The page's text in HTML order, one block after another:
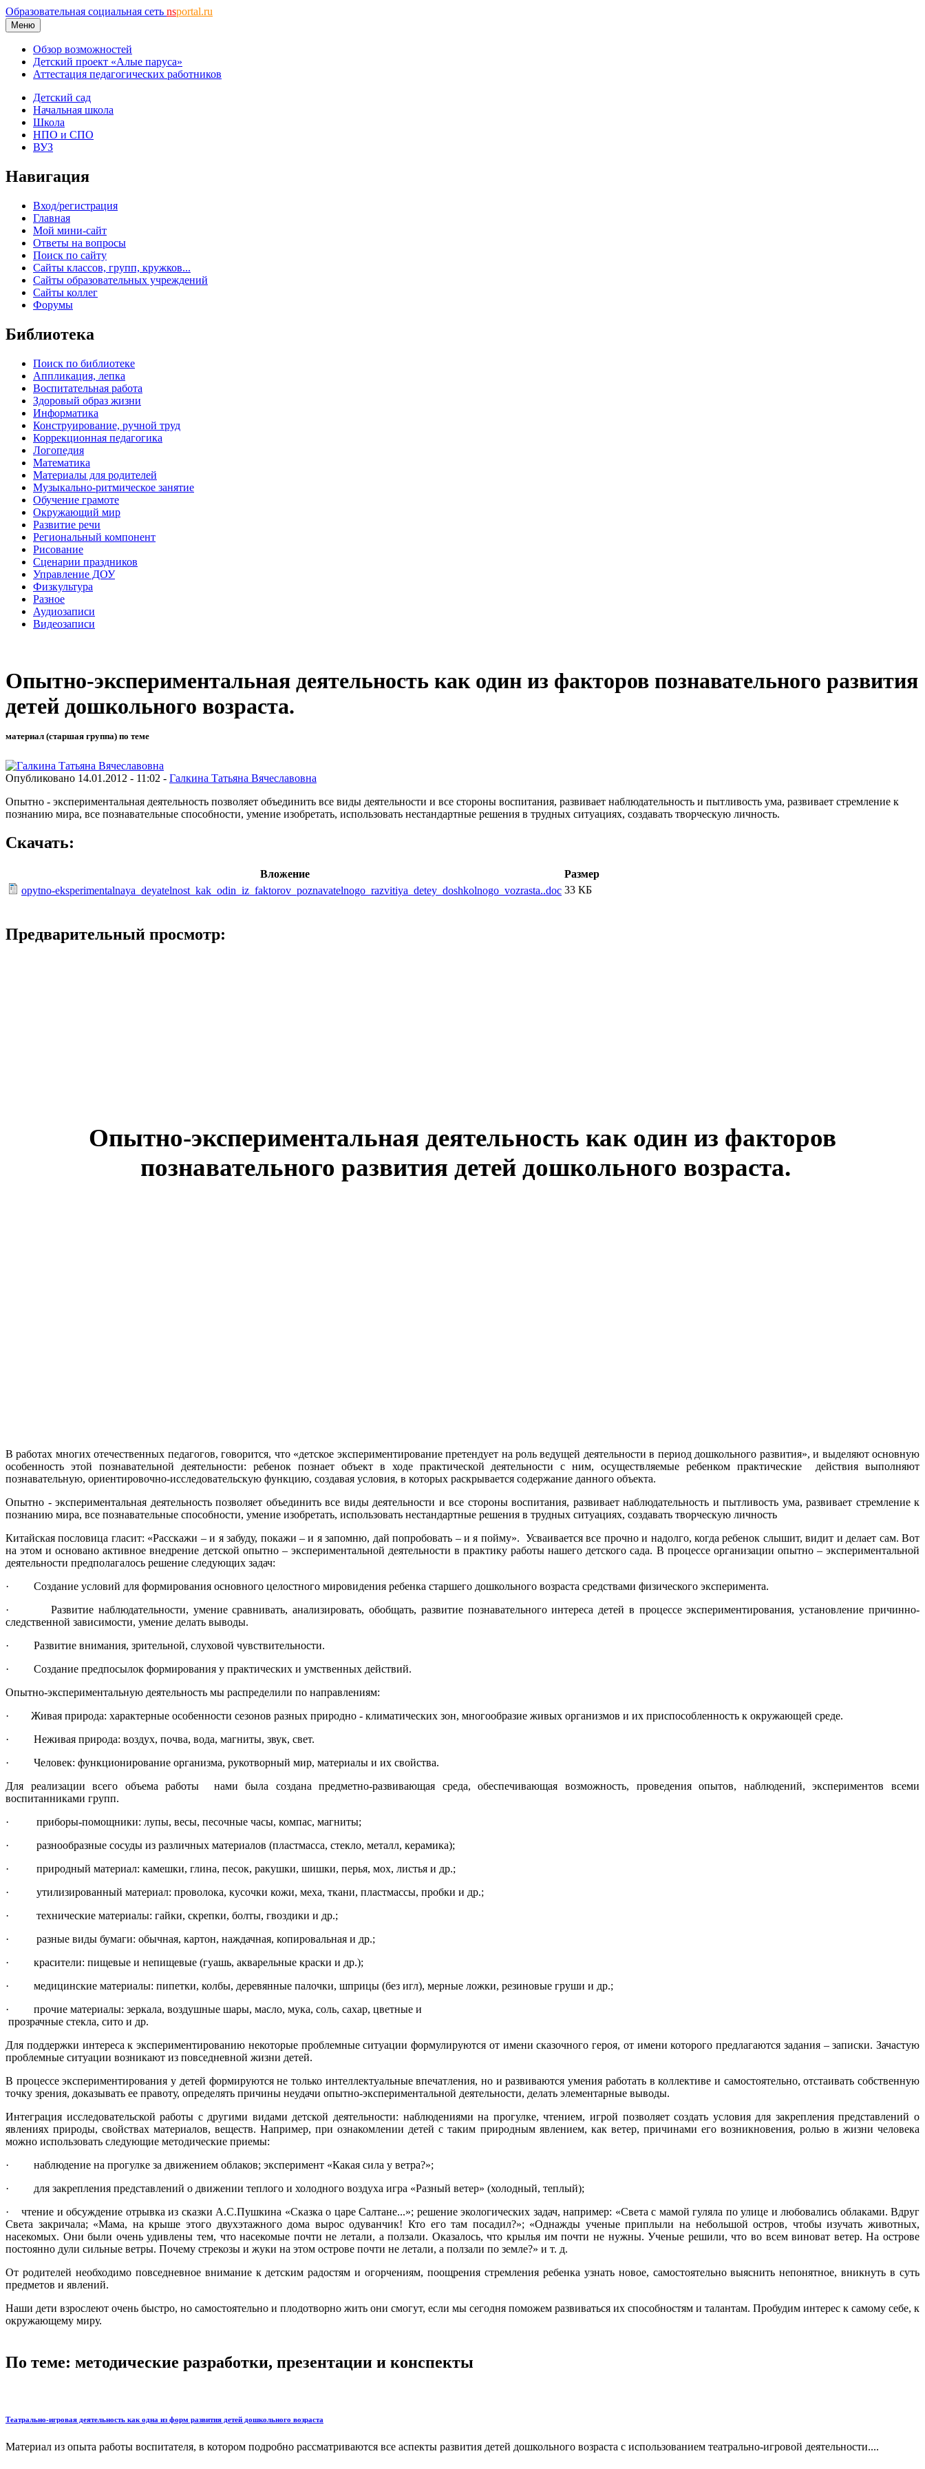
Образовательная социальная сеть nsportal.ru
Меню
Обзор возможностей
Детский проект «Алые паруса»
Аттестация педагогических работников
Детский сад
Начальная школа
Школа
НПО и СПО
ВУЗ
Навигация
Вход/регистрация
Главная
Мой мини-сайт
Ответы на вопросы
Поиск по сайту
Сайты классов, групп, кружков...
Сайты образовательных учреждений
Сайты коллег
Форумы
Библиотека
Поиск по библиотеке
Аппликация, лепка
Воспитательная работа
Здоровый образ жизни
Информатика
Конструирование, ручной труд
Коррекционная педагогика
Логопедия
Математика
Материалы для родителей
Музыкально-ритмическое занятие
Обучение грамоте
Окружающий мир
Развитие речи
Региональный компонент
Рисование
Сценарии праздников
Управление ДОУ
Физкультура
Разное
Аудиозаписи
Видеозаписи
Опытно-экспериментальная деятельность как один из факторов познавательного развития
детей дошкольного возраста.
материал (старшая группа) по теме
Опубликовано 14.01.2012 - 11:02 - Галкина Татьяна Вячеславовна
Опытно - экспериментальная деятельность позволяет объединить все виды деятельности и все стороны воспитания, развивает наблюдательность и пытливость ума, развивает стремление к
познанию мира, все познавательные способности, умение изобретать, использовать нестандартные решения в трудных ситуациях, создавать творческую личность.
Скачать:
Вложение
Размер
opytno-eksperimentalnaya_deyatelnost_kak_odin_iz_faktorov_poznavatelnogo_razvitiya_detey_doshkolnogo_vozrasta..doc 33 КБ
Предварительный просмотр:
Опытно-экспериментальная деятельность как один из факторов
познавательного развития детей дошкольного возраста.
В работах многих отечественных педагогов, говорится, что «детское экспериментирование претендует на роль ведущей деятельности в период дошкольного развития», и выделяют основную
особенность этой познавательной деятельности: ребенок познает объект в ходе практической деятельности с ним, осуществляемые ребенком практические действия выполняют
познавательную, ориентировочно-исследовательскую функцию, создавая условия, в которых раскрывается содержание данного объекта.
Опытно - экспериментальная деятельность позволяет объединить все виды деятельности и все стороны воспитания, развивает наблюдательность и пытливость ума, развивает стремление к
познанию мира, все познавательные способности, умение изобретать, использовать нестандартные решения в трудных ситуациях, создавать творческую личность
Китайская пословица гласит: «Расскажи – и я забуду, покажи – и я запомню, дай попробовать – и я пойму». Усваивается все прочно и надолго, когда ребенок слышит, видит и делает сам. Вот
на этом и основано активное внедрение детской опытно – экспериментальной деятельности в практику работы нашего детского сада. В процессе организации опытно – экспериментальной
деятельности предполагалось решение следующих задач:
· Создание условий для формирования основного целостного мировидения ребенка старшего дошкольного возраста средствами физического эксперимента.
· Развитие наблюдательности, умение сравнивать, анализировать, обобщать, развитие познавательного интереса детей в процессе экспериментирования, установление причинно-
следственной зависимости, умение делать выводы.
· Развитие внимания, зрительной, слуховой чувствительности.
· Создание предпосылок формирования у практических и умственных действий.
Опытно-экспериментальную деятельность мы распределили по направлениям:
· Живая природа: характерные особенности сезонов разных природно - климатических зон, многообразие живых организмов и их приспособленность к окружающей среде.
· Неживая природа: воздух, почва, вода, магниты, звук, свет.
· Человек: функционирование организма, рукотворный мир, материалы и их свойства.
Для реализации всего объема работы нами была создана предметно-развивающая среда, обеспечивающая возможность, проведения опытов, наблюдений, экспериментов всеми
воспитанниками групп.
· приборы-помощники: лупы, весы, песочные часы, компас, магниты;
· разнообразные сосуды из различных материалов (пластмасса, стекло, металл, керамика);
· природный материал: камешки, глина, песок, ракушки, шишки, перья, мох, листья и др.;
· утилизированный материал: проволока, кусочки кожи, меха, ткани, пластмассы, пробки и др.;
· технические материалы: гайки, скрепки, болты, гвоздики и др.;
· разные виды бумаги: обычная, картон, наждачная, копировальная и др.;
· красители: пищевые и непищевые (гуашь, акварельные краски и др.);
· медицинские материалы: пипетки, колбы, деревянные палочки, шприцы (без игл), мерные ложки, резиновые груши и др.;
· прочие материалы: зеркала, воздушные шары, масло, мука, соль, сахар, цветные и
прозрачные стекла, сито и др.
Для поддержки интереса к экспериментированию некоторые проблемные ситуации формулируются от имени сказочного героя, от имени которого предлагаются задания – записки. Зачастую
проблемные ситуации возникают из повседневной жизни детей.
В процессе экспериментирования у детей формируются не только интеллектуальные впечатления, но и развиваются умения работать в коллективе и самостоятельно, отстаивать собственную
точку зрения, доказывать ее правоту, определять причины неудачи опытно-экспериментальной деятельности, делать элементарные выводы.
Интеграция исследовательской работы с другими видами детской деятельности: наблюдениями на прогулке, чтением, игрой позволяет создать условия для закрепления представлений о
явлениях природы, свойствах материалов, веществ. Например, при ознакомлении детей с таким природным явлением, как ветер, причинами его возникновения, ролью в жизни человека
можно использовать следующие методические приемы:
· наблюдение на прогулке за движением облаков; эксперимент «Какая сила у ветра?»;
· для закрепления представлений о движении теплого и холодного воздуха игра «Разный ветер» (холодный, теплый);
· чтение и обсуждение отрывка из сказки А.С.Пушкина «Сказка о царе Салтане...»; решение экологических задач, например: «Света с мамой гуляла по улице и любовались облаками. Вдруг
Света закричала; «Мама, на крыше этого двухэтажного дома вырос одуванчик! Кто его там посадил?»; «Однажды ученые приплыли на небольшой остров, чтобы изучать животных,
насекомых. Они были очень удивлены тем, что насекомые почти не летали, а ползали. Оказалось, что крылья им почти не нужны. Ученые решили, что во всем виноват ветер. На острове
постоянно дули сильные ветры. Почему стрекозы и жуки на этом острове почти не летали, а ползали по земле?» и т. д.
От родителей необходимо повседневное внимание к детским радостям и огорчениям, поощрения стремления ребенка узнать новое, самостоятельно выяснить непонятное, вникнуть в суть
предметов и явлений.
Наши дети взрослеют очень быстро, но самостоятельно и плодотворно жить они смогут, если мы сегодня поможем развиваться их способностям и талантам. Пробудим интерес к самому себе, к
окружающему миру.
По теме: методические разработки, презентации и конспекты
Театрально-игровая деятельность как одна из форм развития детей дошкольного возраста
Материал из опыта работы воспитателя, в котором подробно рассматриваются все аспекты развития детей дошкольного возраста с использованием театрально-игровой деятельности....